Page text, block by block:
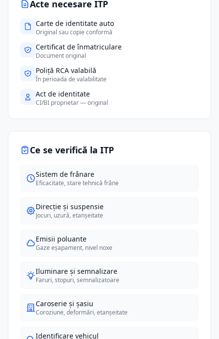
Acte necesare ITP
Carte de identitate auto
Original sau copie conformă
Certificat de înmatriculare
Document original
Poliță RCA valabilă
În perioada de valabilitate
Act de identitate
CI/BI proprietar — original
Ce se verifică la ITP
Sistem de frânare
Eficacitate, stare tehnică frâne
Direcție și suspensie
Jocuri, uzură, etanșeitate
Emisii poluante
Gaze eșapament, nivel noxe
Iluminare și semnalizare
Faruri, stopuri, semnalizatoare
Caroserie și șasiu
Coroziune, deformări, etanșeitate
Identificare vehicul